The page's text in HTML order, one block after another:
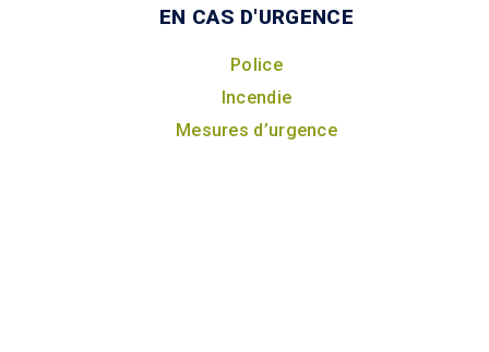
EN CAS D'URGENCE
Police
Incendie
Mesures d’urgence